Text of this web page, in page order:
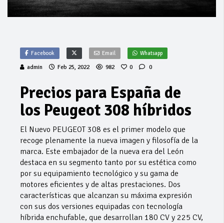
Facebook Email Whatsapp
admin Feb 25, 2022 982 0 0
Precios para España de
los Peugeot 308 híbridos
El Nuevo PEUGEOT 308 es el primer modelo que
recoge plenamente la nueva imagen y filosofía de la
marca. Este embajador de la nueva era del León
destaca en su segmento tanto por su estética como
por su equipamiento tecnológico y su gama de
motores eficientes y de altas prestaciones. Dos
características que alcanzan su máxima expresión
con sus dos versiones equipadas con tecnología
híbrida enchufable, que desarrollan 180 CV y 225 CV,